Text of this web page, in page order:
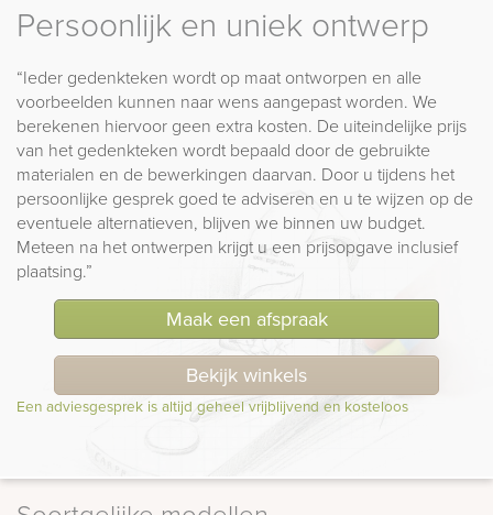
Persoonlijk en uniek ontwerp
“Ieder gedenkteken wordt op maat ontworpen en alle
voorbeelden kunnen naar wens aangepast worden. We
berekenen hiervoor geen extra kosten. De uiteindelijke prijs
van het gedenkteken wordt bepaald door de gebruikte
materialen en de bewerkingen daarvan. Door u tijdens het
persoonlijke gesprek goed te adviseren en u te wijzen op de
eventuele alternatieven, blijven we binnen uw budget.
Meteen na het ontwerpen krijgt u een prijsopgave inclusief
plaatsing.”
Maak een afspraak
Bekijk winkels
Een adviesgesprek is altijd geheel vrijblijvend en kosteloos